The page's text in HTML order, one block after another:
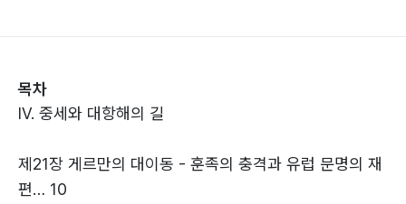
연결하는 통찰을 제공합니다. 총 2권 구성.
목차
IV. 중세와 대항해의 길
제21장 게르만의 대이동 - 훈족의 충격과 유럽 문명의 재
편… 10